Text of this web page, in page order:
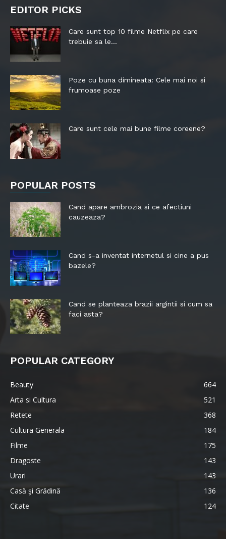
EDITOR PICKS
Care sunt top 10 filme Netflix pe care
trebuie sa le...
Poze cu buna dimineata: Cele mai noi si
frumoase poze
Care sunt cele mai bune filme coreene?
POPULAR POSTS
Cand apare ambrozia si ce afectiuni
cauzeaza?
Cand s-a inventat internetul si cine a pus
bazele?
Cand se planteaza brazii argintii si cum sa
faci asta?
POPULAR CATEGORY
Beauty
664
Arta si Cultura
521
Retete
368
Cultura Generala
184
Filme
175
Dragoste
143
Urari
143
Casă şi Grădină
136
Citate
124